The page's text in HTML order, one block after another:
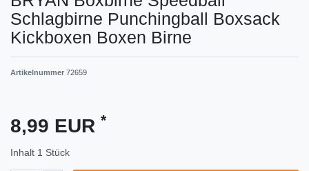
Schlagbirne Punchingball Boxsack
Kickboxen Boxen Birne
Artikelnummer 72659
8,99 EUR *
Inhalt 1 Stück